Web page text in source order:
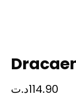
114.90د.ت